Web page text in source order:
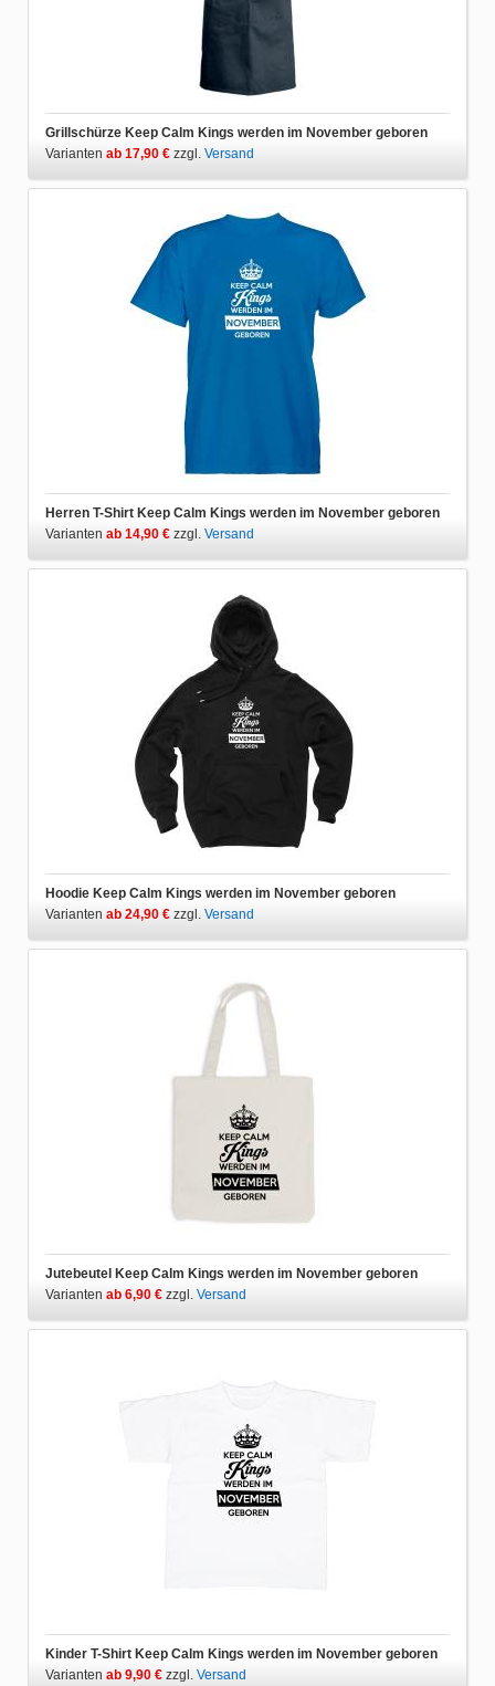
Grillschürze Keep Calm Kings werden im November geboren
Varianten ab 17,90 € zzgl. Versand
Herren T-Shirt Keep Calm Kings werden im November geboren
Varianten ab 14,90 € zzgl. Versand
Hoodie Keep Calm Kings werden im November geboren
Varianten ab 24,90 € zzgl. Versand
Jutebeutel Keep Calm Kings werden im November geboren
Varianten ab 6,90 € zzgl. Versand
Kinder T-Shirt Keep Calm Kings werden im November geboren
Varianten ab 9,90 € zzgl. Versand